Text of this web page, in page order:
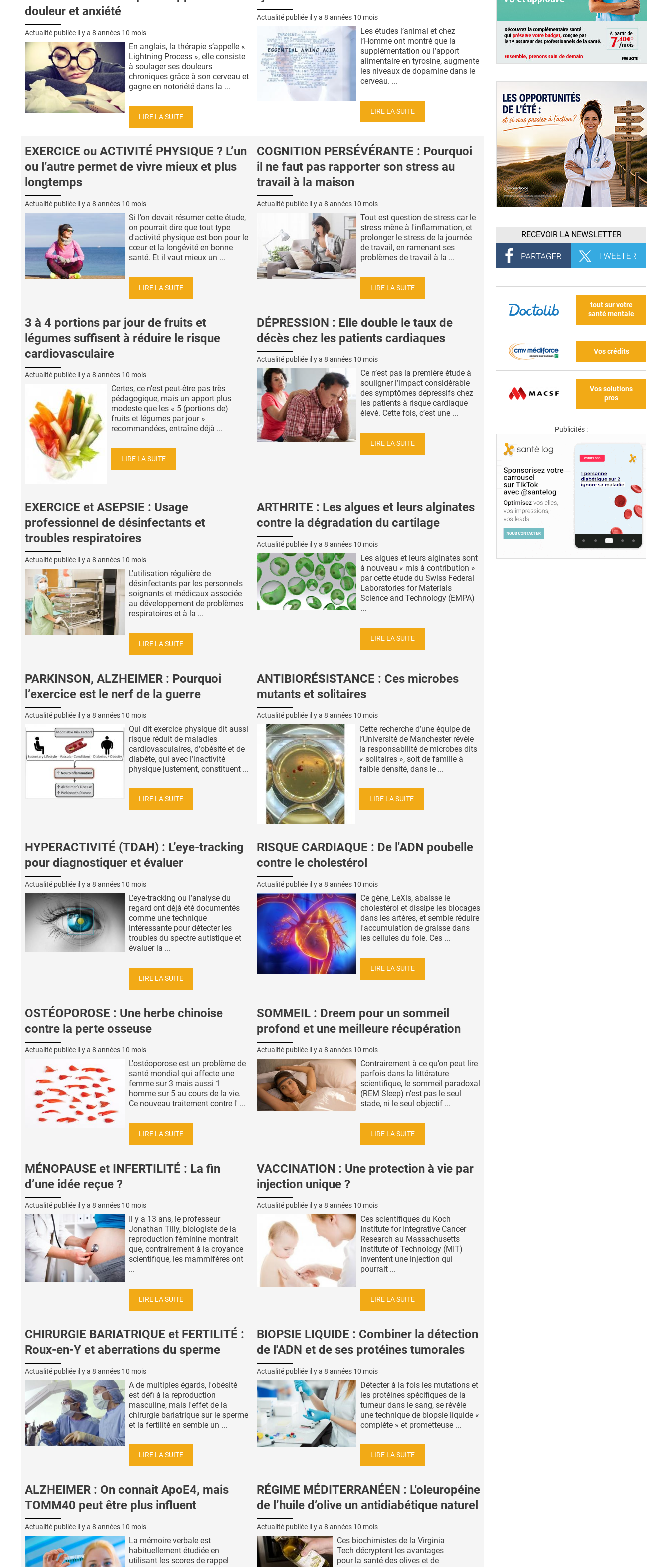
douleur et anxiété
Actualité publiée il y a 8 années 10 mois
En anglais, la thérapie s’appelle «
Lightning Process », elle consiste
à soulager ses douleurs
chroniques grâce à son cerveau et
gagne en notoriété dans la ...
LIRE LA SUITE
Actualité publiée il y a 8 années 10 mois
Les études l’animal et chez
l’Homme ont montré que la
supplémentation ou l’apport
alimentaire en tyrosine, augmente
les niveaux de dopamine dans le
cerveau. ...
LIRE LA SUITE
EXERCICE ou ACTIVITÉ PHYSIQUE ? L’un
ou l’autre permet de vivre mieux et plus
longtemps
Actualité publiée il y a 8 années 10 mois
Si l’on devait résumer cette étude,
on pourrait dire que tout type
d'activité physique est bon pour le
cœur et la longévité en bonne
santé. Et il vaut mieux un ...
LIRE LA SUITE
COGNITION PERSÉVÉRANTE : Pourquoi
il ne faut pas rapporter son stress au
travail à la maison
Actualité publiée il y a 8 années 10 mois
Tout est question de stress car le
stress mène à l'inflammation, et
prolonger le stress de la journée
de travail, en ramenant ses
problèmes de travail à la ...
LIRE LA SUITE
3 à 4 portions par jour de fruits et
légumes suffisent à réduire le risque
cardiovasculaire
Actualité publiée il y a 8 années 10 mois
Certes, ce n’est peut-être pas très
pédagogique, mais un apport plus
modeste que les « 5 (portions de)
fruits et légumes par jour »
recommandées, entraîne déjà ...
LIRE LA SUITE
DÉPRESSION : Elle double le taux de
décès chez les patients cardiaques
Actualité publiée il y a 8 années 10 mois
Ce n’est pas la première étude à
souligner l’impact considérable
des symptômes dépressifs chez
les patients à risque cardiaque
élevé. Cette fois, c’est une ...
LIRE LA SUITE
EXERCICE et ASEPSIE : Usage
professionnel de désinfectants et
troubles respiratoires
Actualité publiée il y a 8 années 10 mois
L'utilisation régulière de
désinfectants par les personnels
soignants et médicaux associée
au développement de problèmes
respiratoires et à la ...
LIRE LA SUITE
ARTHRITE : Les algues et leurs alginates
contre la dégradation du cartilage
Actualité publiée il y a 8 années 10 mois
Les algues et leurs alginates sont
à nouveau « mis à contribution »
par cette étude du Swiss Federal
Laboratories for Materials
Science and Technology (EMPA)
...
LIRE LA SUITE
PARKINSON, ALZHEIMER : Pourquoi
l’exercice est le nerf de la guerre
Actualité publiée il y a 8 années 10 mois
Qui dit exercice physique dit aussi
risque réduit de maladies
cardiovasculaires, d'obésité et de
diabète, qui avec l’inactivité
physique justement, constituent ...
LIRE LA SUITE
ANTIBIORÉSISTANCE : Ces microbes
mutants et solitaires
Actualité publiée il y a 8 années 10 mois
Cette recherche d’une équipe de
l’Université de Manchester révèle
la responsabilité de microbes dits
« solitaires », soit de famille à
faible densité, dans le ...
LIRE LA SUITE
HYPERACTIVITÉ (TDAH) : L’eye-tracking
pour diagnostiquer et évaluer
Actualité publiée il y a 8 années 10 mois
L’eye-tracking ou l’analyse du
regard ont déjà été documentés
comme une technique
intéressante pour détecter les
troubles du spectre autistique et
évaluer la ...
LIRE LA SUITE
RISQUE CARDIAQUE : De l'ADN poubelle
contre le cholestérol
Actualité publiée il y a 8 années 10 mois
Ce gène, LeXis, abaisse le
cholestérol et dissipe les blocages
dans les artères, et semble réduire
l'accumulation de graisse dans
les cellules du foie. Ces ...
LIRE LA SUITE
OSTÉOPOROSE : Une herbe chinoise
contre la perte osseuse
Actualité publiée il y a 8 années 10 mois
L'ostéoporose est un problème de
santé mondial qui affecte une
femme sur 3 mais aussi 1
homme sur 5 au cours de la vie.
Ce nouveau traitement contre l' ...
LIRE LA SUITE
SOMMEIL : Dreem pour un sommeil
profond et une meilleure récupération
Actualité publiée il y a 8 années 10 mois
Contrairement à ce qu’on peut lire
parfois dans la littérature
scientifique, le sommeil paradoxal
(REM Sleep) n’est pas le seul
stade, ni le seul objectif ...
LIRE LA SUITE
MÉNOPAUSE et INFERTILITÉ : La fin
d’une idée reçue ?
Actualité publiée il y a 8 années 10 mois
Il y a 13 ans, le professeur
Jonathan Tilly, biologiste de la
reproduction féminine montrait
que, contrairement à la croyance
scientifique, les mammifères ont
...
LIRE LA SUITE
VACCINATION : Une protection à vie par
injection unique ?
Actualité publiée il y a 8 années 10 mois
Ces scientifiques du Koch
Institute for Integrative Cancer
Research au Massachusetts
Institute of Technology (MIT)
inventent une injection qui
pourrait ...
LIRE LA SUITE
CHIRURGIE BARIATRIQUE et FERTILITÉ :
Roux-en-Y et aberrations du sperme
Actualité publiée il y a 8 années 10 mois
A de multiples égards, l'obésité
est défi à la reproduction
masculine, mais l'effet de la
chirurgie bariatrique sur le sperme
et la fertilité en semble un ...
LIRE LA SUITE
BIOPSIE LIQUIDE : Combiner la détection
de l'ADN et de ses protéines tumorales
Actualité publiée il y a 8 années 10 mois
Détecter à la fois les mutations et
les protéines spécifiques de la
tumeur dans le sang, se révèle
une technique de biopsie liquide «
complète » et prometteuse ...
LIRE LA SUITE
ALZHEIMER : On connait ApoE4, mais
TOMM40 peut être plus influent
Actualité publiée il y a 8 années 10 mois
La mémoire verbale est
habituellement étudiée en
utilisant les scores de rappel
RÉGIME MÉDITERRANÉEN : L'oleuropéine
de l’huile d’olive un antidiabétique naturel
Actualité publiée il y a 8 années 10 mois
Ces biochimistes de la Virginia
Tech décryptent les avantages
pour la santé des olives et de
RECEVOIR LA NEWSLETTER
tout sur votre
santé mentale
Vos crédits
Vos solutions
pros
Publicités :